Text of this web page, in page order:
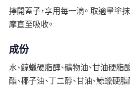
擰開蓋子，享用每一滴。 取適量塗
摩直至吸收。
成份
水、鯨蠟硬脂醇、礦物油、甘油硬脂
酯、椰子油、丁二醇、甘油、鯨蠟硬